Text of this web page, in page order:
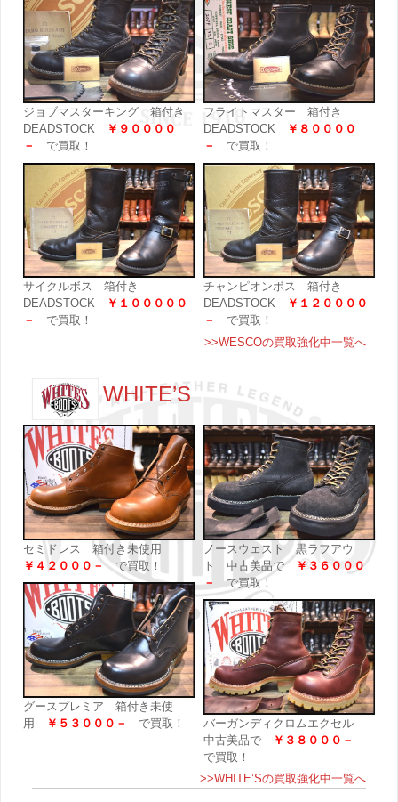
ジョブマスターキング 箱付き
DEADSTOCK
￥９００００
－
で買取！
フライトマスター 箱付き
DEADSTOCK
￥８００００
－
で買取！
サイクルボス 箱付き
DEADSTOCK
￥１０００００
－
で買取！
チャンピオンボス 箱付き
DEADSTOCK
￥１２００００
－
で買取！
>>WESCOの買取強化中一覧へ
WHITE’S
セミドレス 箱付き未使用
￥４２０００－で買取！
ノースウェスト 黒ラフアウ
ト 中古美品で ￥３６０００
－
で買取！
グースプレミア 箱付き未使
用
￥５３０００－ で買取！
バーガンディクロムエクセル
中古美品で
￥３８０００－
で買取！
>>WHITE’Sの買取強化中一覧へ